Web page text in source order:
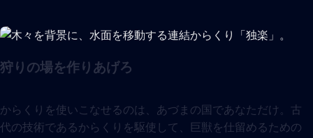
狩りの場を作りあげろ
からくりを使いこなせるのは、あづまの国であなただけ。古
代の技術であるからくりを駆使して、巨獣を仕留めるための